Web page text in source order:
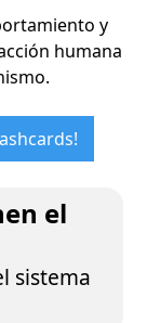
y
humana
el
sistema